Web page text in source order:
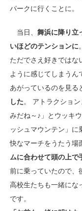
パークに行くことに。
当日、 舞浜に降り立
いほどのテンションに 。
ただでさえ好きではな
ように感じてしまう
あがっているのを見る
した 。 アトラクショ
みだね～♪」とウッキ
ッシュマウンテン」に
快なマーチをうたう場
ムに合わせて頭の上で
前に乗っていたので、
高校生たちも一緒にな
です。